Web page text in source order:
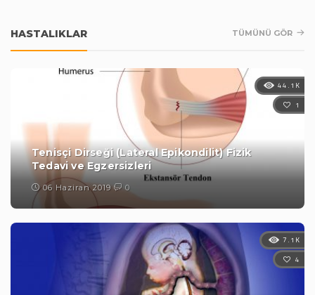
HASTALIKLAR TÜMÜNÜ GÖR
44.1K
1
Tenisçi Dirseği (Lateral Epikondilit) Fizik
Tedavi ve Egzersizleri
06 Haziran 2019 0
7.1K
4